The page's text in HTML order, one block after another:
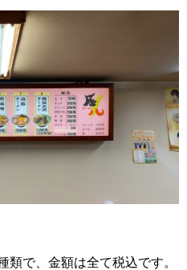
類で、金額は全て税込です。